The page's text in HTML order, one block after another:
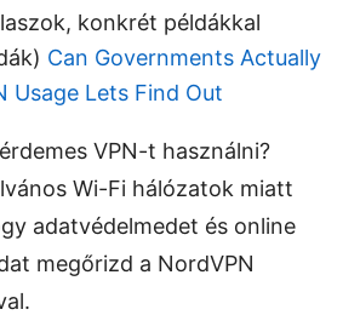
konkrét példákkal
Can Governments Actually
Usage Lets Find Out
VPN-t használni?
Wi-Fi hálózatok miatt
adatvédelmedet és online
megőrizd a NordVPN